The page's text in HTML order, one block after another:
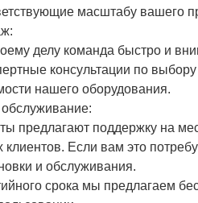
масштабу вашего
делу команда быстро и
консультации по
нашего оборудования.
предлагают поддержку на
Если вам это
и обслуживания.
срока мы предлагаем